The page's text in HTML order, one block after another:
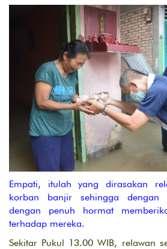
Empati, itulah yang dirasakan
korban banjir sehingga dengan
dengan penuh hormat
terhadap mereka.
Sekitar Pukul 13.00 WIB, relawan